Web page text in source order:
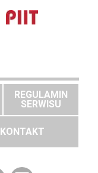
REGULAMIN
SERWISU
KONTAKT